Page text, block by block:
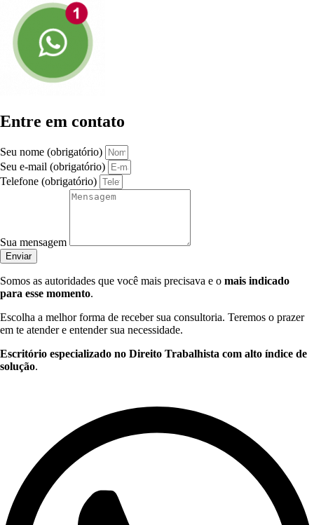
Entre em contato
Seu nome (obrigatório)
Seu e-mail (obrigatório)
Telefone (obrigatório)
Sua mensagem
Enviar
Somos as autoridades que você mais precisava e o mais indicado
para esse momento.
Escolha a melhor forma de receber sua consultoria. Teremos o prazer
em te atender e entender sua necessidade.
Escritório especializado no Direito Trabalhista com alto índice de
solução.